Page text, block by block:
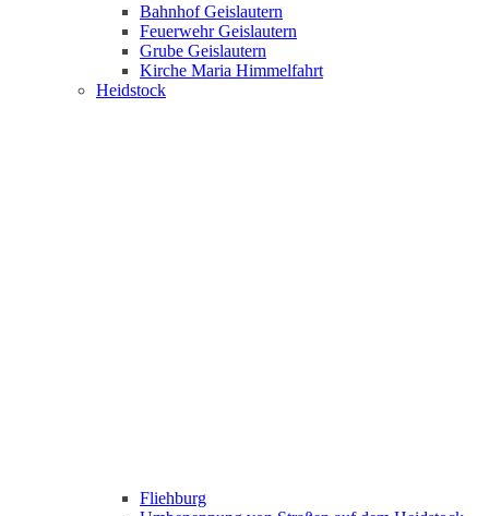
Bahnhof Geislautern
Feuerwehr Geislautern
Grube Geislautern
Kirche Maria Himmelfahrt
Heidstock
Fliehburg